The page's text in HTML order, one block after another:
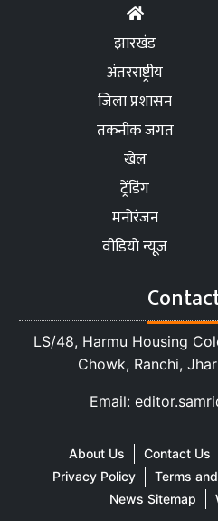
झारखंड
अंतरराष्ट्रीय
जिला प्रशासन
तकनीक जगत
खेल
ट्रेंडिंग
मनोरंजन
वीडियो न्यूज
LS/48, Harmu Housing
Chowk, Ranchi,
Email:
About Us Contact Us
Privacy Policy
Terms
News Sitemap